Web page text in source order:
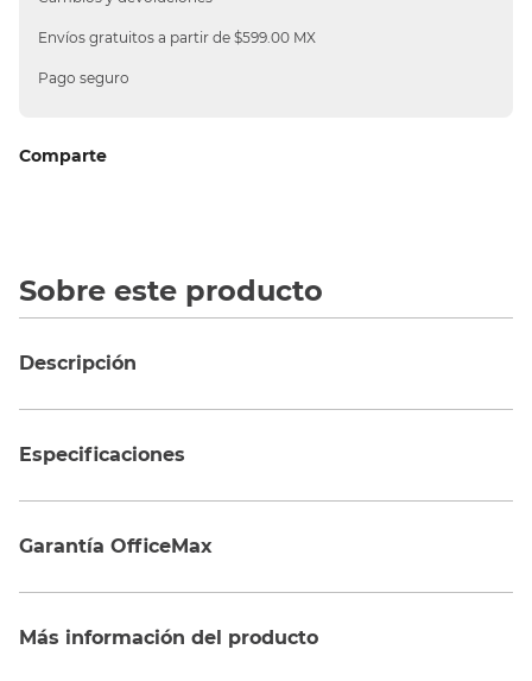
Envíos gratuitos a partir de $599.00 MX
Pago seguro
Comparte
Sobre este producto
Descripción
Especificaciones
Garantía OfficeMax
Más información del producto